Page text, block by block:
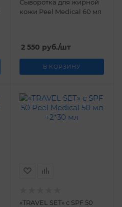
Сыворотка для жирной
кожи Peel Medical 60 мл
2 550 руб./шт
В КОРЗИНУ
«TRAVEL SET» с SPF 50